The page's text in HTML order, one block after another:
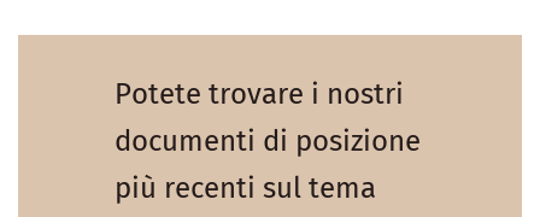
Potete trovare i nostri
documenti di posizione
più recenti sul tema